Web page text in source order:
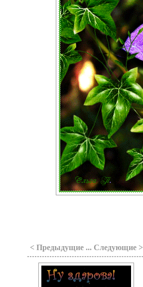
< Предыдущие ... Следующие >